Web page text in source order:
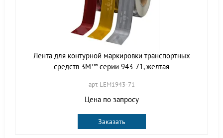
Лента для контурной маркировки транспортных
средств 3M™ серии 943-71, желтая
арт. LEM1943-71
Цена по запросу
Заказать